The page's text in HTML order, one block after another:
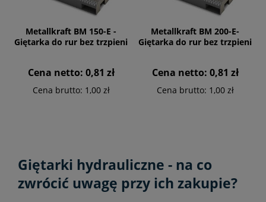
Metallkraft BM 150-E -
Giętarka do rur bez trzpieni
Cena netto: 0,81 zł
Cena brutto: 1,00 zł
Metallkraft BM 200-E-
Giętarka do rur bez trzpieni
Cena netto: 0,81 zł
Cena brutto: 1,00 zł
Giętarki hydrauliczne - na co
zwrócić uwagę przy ich zakupie?